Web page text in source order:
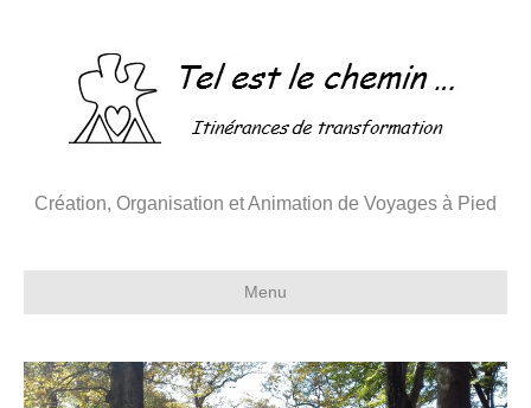
Création, Organisation et Animation de Voyages à Pied
Menu